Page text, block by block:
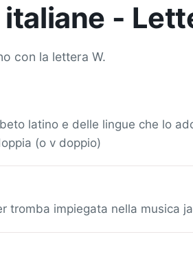
italiane -
con la lettera W.
latino e delle lingue che lo
(o v doppio)
tromba impiegata nella musica